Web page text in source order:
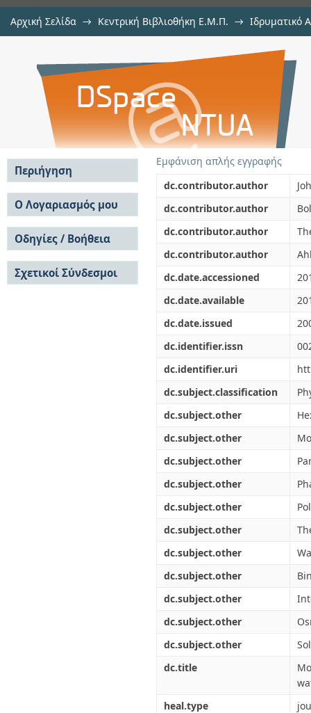
Αρχική Σελίδα → Κεντρική Βιβλιοθήκη Ε.Μ.Π. → Ιδρυματικό
Monte Carlo simulations of
in n -alkanes and polyethylene
Εμφάνιση απλής εγγραφής
dc.contributor.author
dc.contributor.author
dc.contributor.author
dc.contributor.author
dc.date.accessioned
dc.date.available
dc.date.issued
dc.identifier.issn
dc.identifier.uri
dc.subject.classification
dc.subject.other
dc.subject.other
dc.subject.other
dc.subject.other
dc.subject.other
dc.subject.other
dc.subject.other
dc.subject.other
dc.subject.other
dc.subject.other
dc.subject.other
dc.title
heal.type
Περιήγηση
Σε όλο το DSpace
Κοινότητες & Συλλογές
Ανά Ημερομηνία
Έκδοσης
Συγγραφείς
Τίτλοι
Θέματα
Ο Λογαριασμός μου
Σύνδεση
Εγγραφή
Οδηγίες / Βοήθεια
Οδηγίες Υποβολής
Οδηγίες Χρήσης ΙΑ
Συχνές Ερωτήσεις
Σχετικοί Σύνδεσμοι